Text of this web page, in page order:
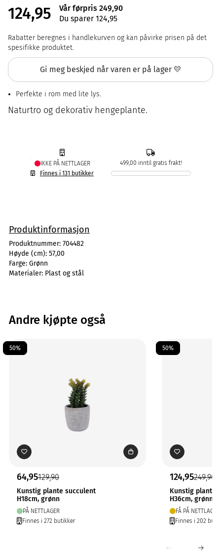
124,95
Vår førpris 249,90
Du sparer 124,95
Rabatter beregnes i handlekurven og kan påvirke prisen på det
spesifikke produktet.
Gi meg beskjed når varen er på lager 💛
Perfekte i rom med lite lys.
Naturtro og dekorativ hengeplante.
IKKE PÅ NETTLAGER
Finnes i 131 butikker
499,00 inntil gratis frakt!
Produktinformasjon
Produktnummer: 704482
Høyde (cm): 57,00
Farge: Grønn
Materialer: Plast og stål
Andre kjøpte også
50%
64,95129,90
Kunstig plante succulent
H18cm, grønn
PÅ NETTLAGER
Finnes i 272 butikker
50%
124,95249,90
Kunstig plante
H36cm, grønn
FÅ PÅ NETTLAGER
Finnes i 202